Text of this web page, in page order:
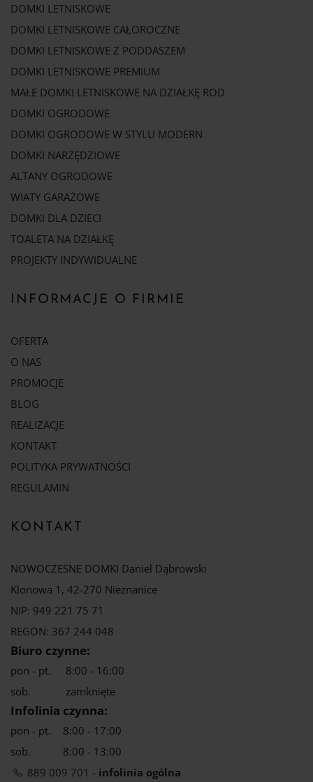
DOMKI LETNISKOWE
DOMKI LETNISKOWE CAŁOROCZNE
DOMKI LETNISKOWE Z PODDASZEM
DOMKI LETNISKOWE PREMIUM
MAŁE DOMKI LETNISKOWE NA DZIAŁKĘ ROD
DOMKI OGRODOWE
DOMKI OGRODOWE W STYLU MODERN
DOMKI NARZĘDZIOWE
ALTANY OGRODOWE
WIATY GARAŻOWE
DOMKI DLA DZIECI
TOALETA NA DZIAŁKĘ
PROJEKTY INDYWIDUALNE
INFORMACJE O FIRMIE
OFERTA
O NAS
PROMOCJE
BLOG
REALIZACJE
KONTAKT
POLITYKA PRYWATNOŚCI
REGULAMIN
KONTAKT
NOWOCZESNE DOMKI Daniel Dąbrowski
Klonowa 1, 42-270 Nieznanice
NIP: 949 221 75 71
REGON: 367 244 048
Biuro czynne:
pon - pt.
8:00 - 16:00
sob.
zamknięte
Infolinia czynna:
pon - pt.
8:00 - 17:00
sob.
8:00 - 13:00
889 009 701 - infolinia ogólna